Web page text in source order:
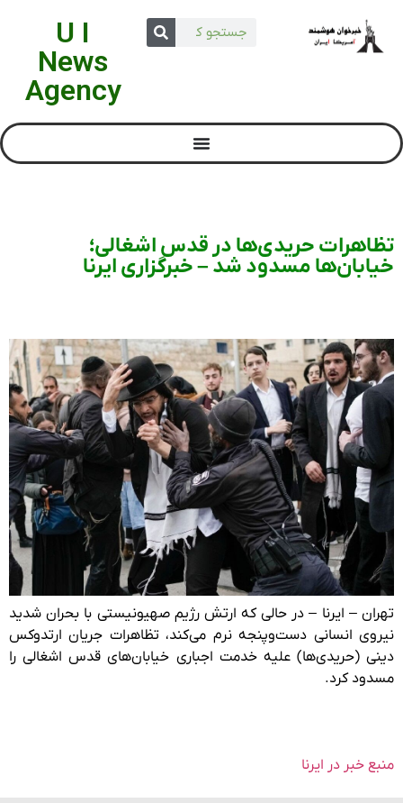
U I
News
Agency
تظاهرات حریدی‌ها در قدس اشغالی؛
خیابان‌ها مسدود شد – خبرگزاری ایرنا
تهران – ایرنا – در حالی که ارتش رژیم صهیونیستی با بحران شدید
نیروی انسانی دست‌وپنجه نرم می‌کند، تظاهرات جریان ارتدوکس
دینی (حریدی‌ها) علیه خدمت اجباری خیابان‌های قدس اشغالی را
مسدود کرد.
منبع خبر در ایرنا